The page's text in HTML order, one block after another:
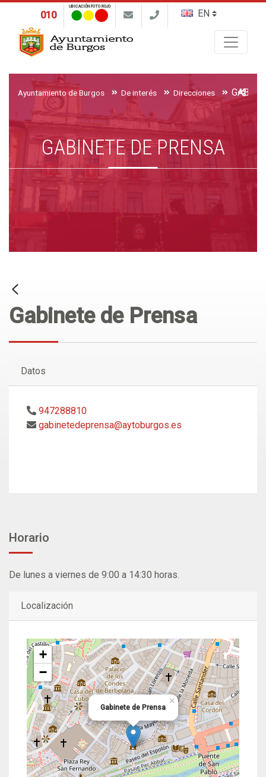
010
UBICACIÓN FOTO ROJO
Ayuntamiento de Burgos De interés Direcciones
GABINETE DE PRENSA
Gabinete de Prensa
Datos
947288810
gabinetedeprensa@aytoburgos.es
Horario
De lunes a viernes de 9:00 a 14:30 horas.
Localización
Gabinete de Prensa
×
+
−